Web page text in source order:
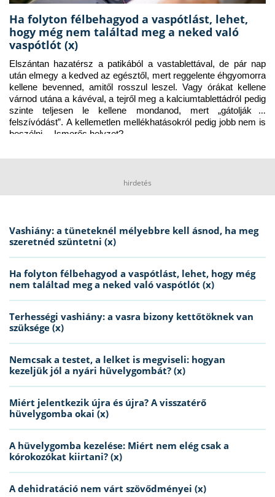
Ha folyton félbehagyod a vaspótlást, lehet,
hogy még nem találtad meg a neked való
vaspótlót (x)
Elszántan hazatérsz a patikából a vastablettával, de pár nap
után elmegy a kedved az egésztől, mert reggelente éhgyomorra
kellene bevenned, amitől rosszul leszel. Vagy órákat kellene
várnod utána a kávéval, a tejről meg a kalciumtablettádról pedig
szinte teljesen le kellene mondanod, mert „gátolják a
felszívódást”. A kellemetlen mellékhatásokról pedig jobb nem is
beszélni… Ismerős helyzet?
hirdetés
Vashiány: a tüneteknél mélyebbre kell ásnod, ha meg
szeretnéd szüntetni (x)
Ha folyton félbehagyod a vaspótlást, lehet, hogy még
nem találtad meg a neked való vaspótlót (x)
Terhességi vashiány: a vasra bizony kettőtöknek van
szüksége (x)
Nemcsak a testet, a lelket is megviseli: hogyan
kezeljük jól a nyári hüvelygombát? (x)
Miért jelentkezik újra és újra? A visszatérő
hüvelygomba okai (x)
A hüvelygomba kezelése: Miért nem elég csak a
kórokozókat kiirtani? (x)
A dehidratáció nem várt szövődményei (x)